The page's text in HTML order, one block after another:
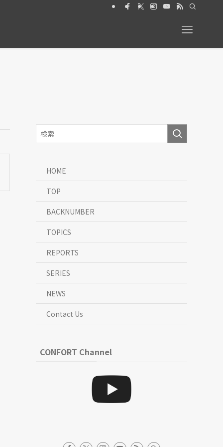
年6月号【特集】動物と暮らす 絶賛発売中
HOME
TOP
BACKNUMBER
TOPICS
REPORTS
SERIES
NEWS
Contact Us
CONFORT Channel